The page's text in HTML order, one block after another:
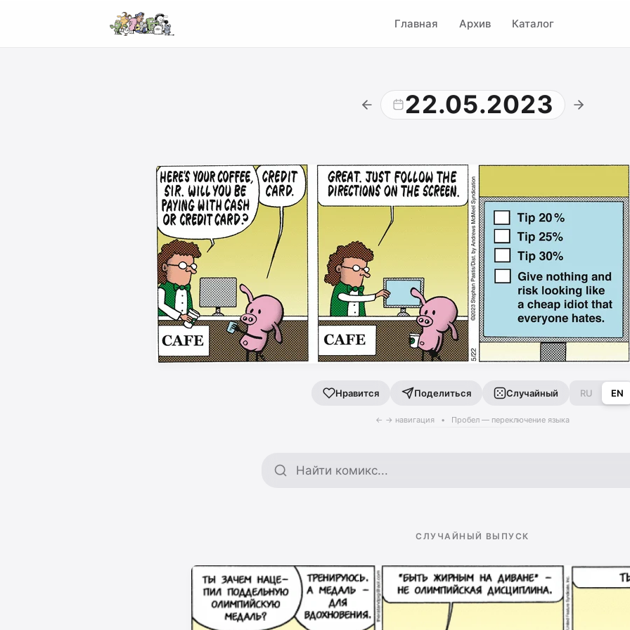
Главная Архив Каталог
22.05.2023
Нравится Поделиться Случайный
← → навигация • Пробел — переключение языка
RU EN
Поиск по архиву
СЛУЧАЙНЫЙ ВЫПУСК